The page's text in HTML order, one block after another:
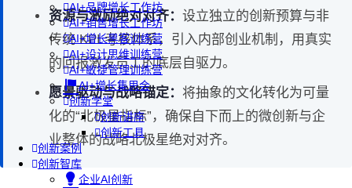
AI+品牌增长工作坊
AI+销售增长工作坊
AI+增长黑客训练营
AI+设计思维训练营
AI+敏捷管理训练营
AI+增长集思会
创新学堂
创新讲座
创新工具
创新案例
创新智库
企业AI创新
资源与激励绝对对齐： 设立独立的创新预算与非
传统 KPI 考核体系，引入内部创业机制，用真实
的回报激发员工的底层自驱力。
愿景驱动与战略锚定： 将抽象的文化转化为可量
化的“北极星指标”，确保自下而上的微创新与企
业整体的战略北极星绝对对齐。